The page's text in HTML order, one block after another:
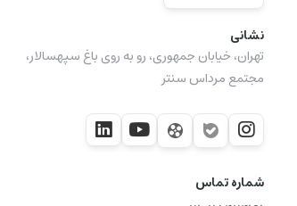
نشانی
تهران، خیابان جمهوری، رو به روی باغ سپهسالار،
مجتمع مرداس سنتر
شماره تماس